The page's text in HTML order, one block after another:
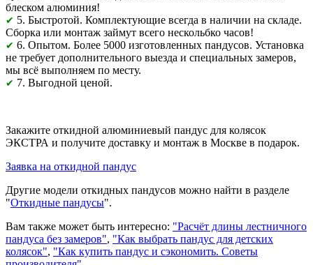
блеском алюминия!
✔ 5. Быстротой. Комплектующие всегда в наличии на складе.
Сборка или монтаж займут всего нескольбко часов!
✔ 6. Опытом. Более 5000 изготовленных пандусов. Установка
не требует дополнительного выезда и специальных замеров,
мы всё выполняем по месту.
✔ 7. Выгодной ценой.
Закажите откидной алюминиевый пандус для колясок
ЭКСТРА и получите доставку и монтаж в Москве в подарок.
Заявка на откидной пандус
Другие модели откидных пандусов можно найти в разделе
"Откидные пандусы".
Вам также может быть интересно: "Расчёт длины лестничного
пандуса без замеров", "Как выбрать пандус для детских
колясок", "Как купить пандус и сэкономить. Советы